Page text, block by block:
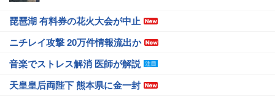
琵琶湖 有料券の花火大会が中止
ニチレイ攻撃 20万件情報流出か
音楽でストレス解消 医師が解説
天皇皇后両陛下 熊本県に金一封